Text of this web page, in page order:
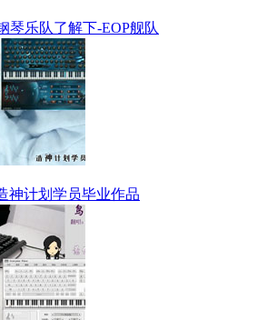
琴乐队了解下-EOP舰队
神计划学员毕业作品